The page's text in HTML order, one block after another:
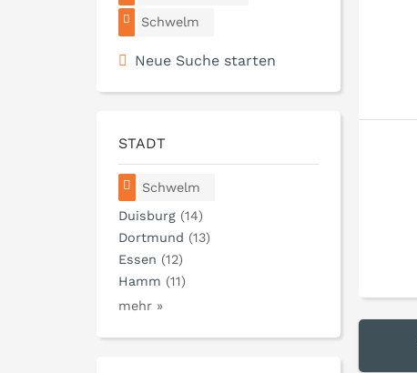
Schwelm
Neue Suche starten
STADT
Schwelm
Duisburg (14)
Dortmund (13)
Essen (12)
Hamm (11)
mehr »